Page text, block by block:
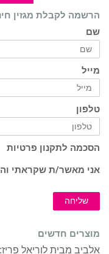
הרשמה לקבלת מגזין
שם
מייל
טלפון
הסכמה לתקנון פרטיות
אני מאשר/ת שקראתי
שליחה
מוצרים חדשים
אלביב מבית לוריאל